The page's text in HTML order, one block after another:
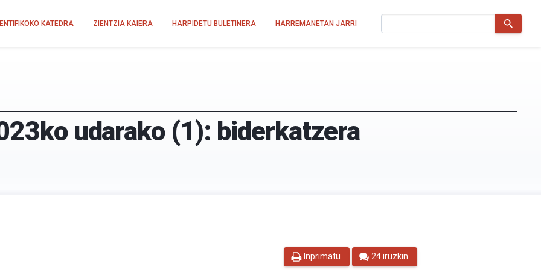
KATEDRA ZIENTZIA KAIERA HARPIDETU BULETINERA HARREMANETAN JARRI
udarako (1): biderkatzera
Inprimatu 24 iruzkin